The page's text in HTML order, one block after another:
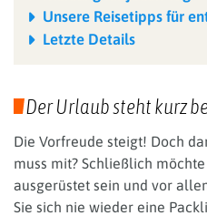
Unsere Reisetipps für
Letzte Details
Der Urlaub steht kurz
Die Vorfreude steigt! Doch
muss mit? Schließlich
ausgerüstet sein und vor
Sie sich nie wieder eine